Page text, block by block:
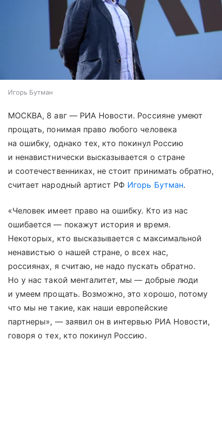
Игорь Бутман
МОСКВА, 8 авг — РИА Новости. Россияне умеют
прощать, понимая право любого человека
на ошибку, однако тех, кто покинул Россию
и ненавистнически высказывается о стране
и соотечественниках, не стоит принимать обратно,
считает народный артист РФ Игорь Бутман.
«Человек имеет право на ошибку. Кто из нас
ошибается — покажут история и время.
Некоторых, кто высказывается с максимальной
ненавистью о нашей стране, о всех нас,
россиянах, я считаю, не надо пускать обратно.
Но у нас такой менталитет, мы — добрые люди
и умеем прощать. Возможно, это хорошо, потому
что мы не такие, как наши европейские
партнеры», — заявил он в интервью РИА Новости,
говоря о тех, кто покинул Россию.